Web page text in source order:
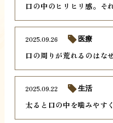
口の中のヒリヒリ感。そ
口の周りが荒れるのはな
2025.09.26 医療
太ると口の中を噛みやす
2025.09.22 生活